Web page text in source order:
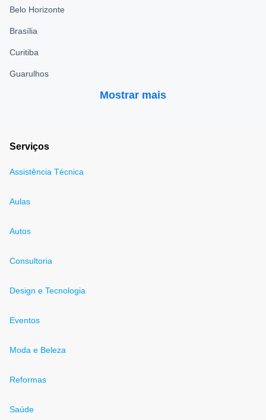
Belo Horizonte
Brasília
Curitiba
Guarulhos
Mostrar mais
Serviços
Assistência Técnica
Aulas
Autos
Consultoria
Design e Tecnologia
Eventos
Moda e Beleza
Reformas
Saúde